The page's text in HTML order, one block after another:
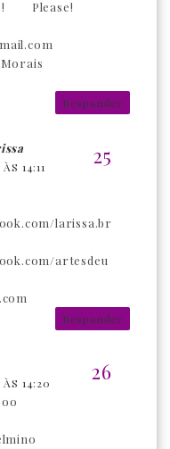
Please!
Responder
14:11
larissa.br
artesdeu
Responder
14:20